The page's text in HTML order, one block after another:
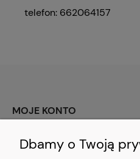
telefon: 662064157
MOJE KONTO
PŁATNOŚCI I DOSTAWA
Dbamy o Twoją